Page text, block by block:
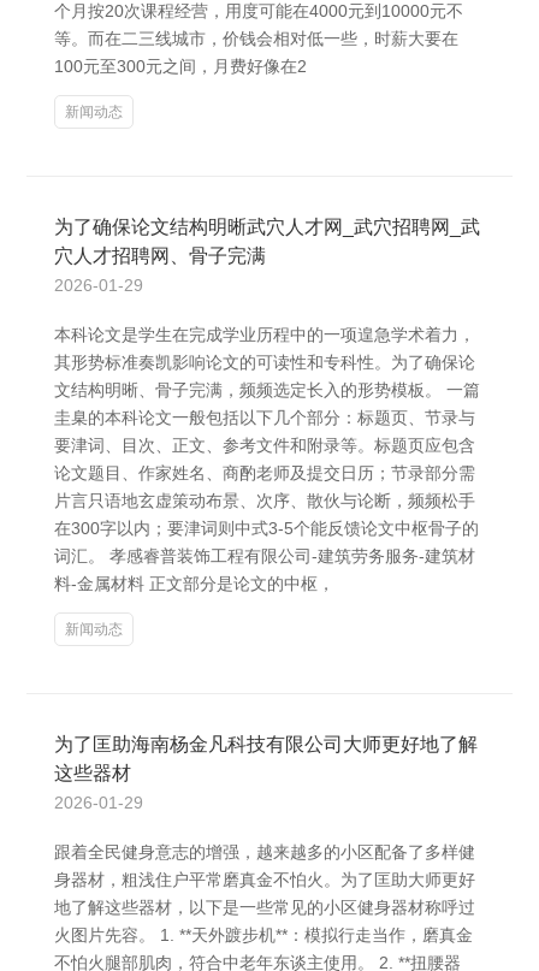
个月按20次课程经营，用度可能在4000元到10000元不
等。而在二三线城市，价钱会相对低一些，时薪大要在
100元至300元之间，月费好像在2
新闻动态
为了确保论文结构明晰武穴人才网_武穴招聘网_武
穴人才招聘网、骨子完满
2026-01-29
本科论文是学生在完成学业历程中的一项遑急学术着力，
其形势标准奏凯影响论文的可读性和专科性。为了确保论
文结构明晰、骨子完满，频频选定长入的形势模板。 一篇
圭臬的本科论文一般包括以下几个部分：标题页、节录与
要津词、目次、正文、参考文件和附录等。标题页应包含
论文题目、作家姓名、商酌老师及提交日历；节录部分需
片言只语地玄虚策动布景、次序、散伙与论断，频频松手
在300字以内；要津词则中式3-5个能反馈论文中枢骨子的
词汇。 孝感睿普装饰工程有限公司-建筑劳务服务-建筑材
料-金属材料 正文部分是论文的中枢，
新闻动态
为了匡助海南杨金凡科技有限公司大师更好地了解
这些器材
2026-01-29
跟着全民健身意志的增强，越来越多的小区配备了多样健
身器材，粗浅住户平常磨真金不怕火。为了匡助大师更好
地了解这些器材，以下是一些常见的小区健身器材称呼过
火图片先容。 1. **天外踱步机**：模拟行走当作，磨真金
不怕火腿部肌肉，符合中老年东谈主使用。 2. **扭腰器